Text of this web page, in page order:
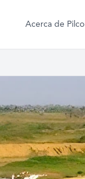
Acerca de Pilco